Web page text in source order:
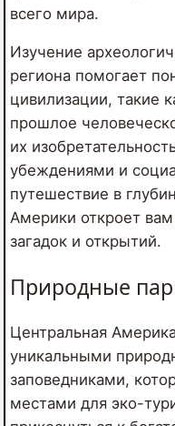
всего мира.
Изучение
региона помогает
цивилизации, такие
прошлое
их
убеждениями и
путешествие в
Америки откроет
загадок и открытий.
Природные
Центральная
уникальными
заповедниками,
местами для эко-